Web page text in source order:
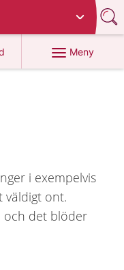
Meny
i exempelvis
väldigt ont.
och det blöder